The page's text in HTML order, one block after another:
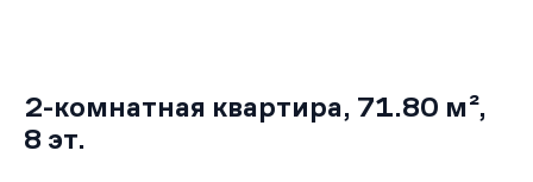
2-комнатная квартира, 71.80 м²,
8 эт.